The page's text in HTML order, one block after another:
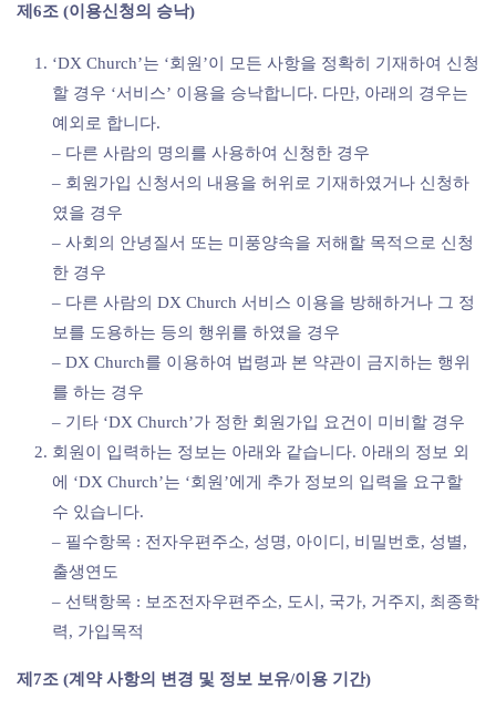
제6조 (이용신청의 승낙)
‘DX Church’는 ‘회원’이 모든 사항을 정확히 기재하여 신청
할 경우 ‘서비스’ 이용을 승낙합니다. 다만, 아래의 경우는
예외로 합니다.
– 다른 사람의 명의를 사용하여 신청한 경우
– 회원가입 신청서의 내용을 허위로 기재하였거나 신청하
였을 경우
– 사회의 안녕질서 또는 미풍양속을 저해할 목적으로 신청
한 경우
– 다른 사람의 DX Church 서비스 이용을 방해하거나 그 정
보를 도용하는 등의 행위를 하였을 경우
– DX Church를 이용하여 법령과 본 약관이 금지하는 행위
를 하는 경우
– 기타 ‘DX Church’가 정한 회원가입 요건이 미비할 경우
회원이 입력하는 정보는 아래와 같습니다. 아래의 정보 외
에 ‘DX Church’는 ‘회원’에게 추가 정보의 입력을 요구할
수 있습니다.
– 필수항목 : 전자우편주소, 성명, 아이디, 비밀번호, 성별,
출생연도
– 선택항목 : 보조전자우편주소, 도시, 국가, 거주지, 최종학
력, 가입목적
제7조 (계약 사항의 변경 및 정보 보유/이용 기간)